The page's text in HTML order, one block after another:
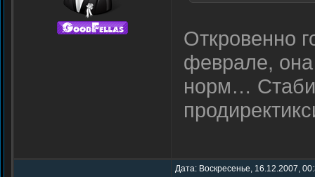
Откровенно
феврале,
норм…
Дата: Воскресенье, 16.12.2007,